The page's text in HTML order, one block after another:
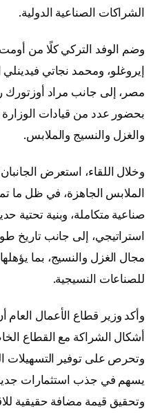
الشراكات الصناعية الدولية.
وضم الوفد التركي كلًا من
إيروغلو، ومحمد نجاتي
مصر، إلى جانب مراد
بحضور عدد من قيادات
والغزل والنسيج والملابس.
وخلال اللقاء، استعرض
الملابس الجاهزة، في ظل ما
صناعية متكاملة، وبنية تحتية
استراتيجي، إلى جانب تاريخ
مجال الغزل والنسيج، بما
للصناعات النسيجية.
وأكد وزير قطاع الأعمال العام
أشكال الشراكة مع القطاع
وتحرص على توفير التسهيلات
يسهم في جذب استثمارات
وتحقيق قيمة مضافة حقيقية